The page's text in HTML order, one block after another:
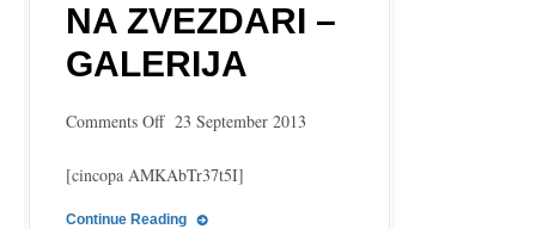
NA ZVEZDARI –
GALERIJA
Comments Offon
na
–
23 September 2013
[cincopa AMKAbTr37t5I]
Continue Reading